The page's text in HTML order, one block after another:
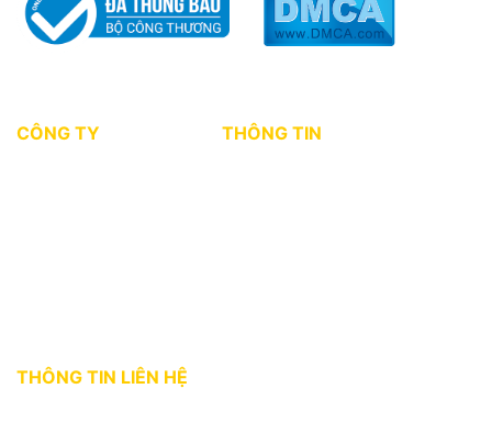
CÔNG TY THÔNG TIN
THÔNG TIN LIÊN HỆ